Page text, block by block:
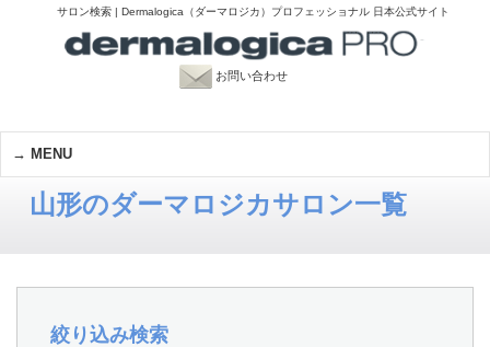
サロン検索 | Dermalogica（ダーマロジカ）プロフェッショナル 日本公式サイト
お問い合わせ
MENU
山形のダーマロジカサロン一覧
絞り込み検索